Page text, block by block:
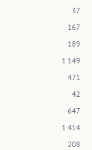
37
167
189
1 149
471
42
647
1 414
208